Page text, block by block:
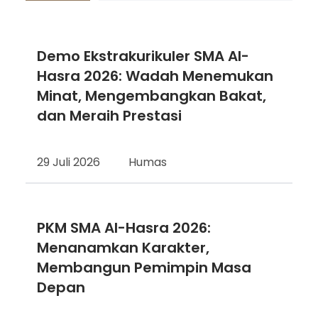
Demo Ekstrakurikuler SMA Al-
Hasra 2026: Wadah Menemukan
Minat, Mengembangkan Bakat,
dan Meraih Prestasi
29 Juli 2026 Humas
PKM SMA Al-Hasra 2026:
Menanamkan Karakter,
Membangun Pemimpin Masa
Depan